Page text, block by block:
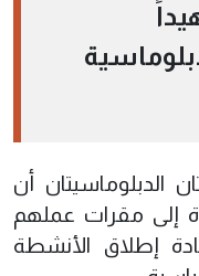
الدبلوماسيتان أن
إلى مقرات عملهم
إطلاق الأنشطة